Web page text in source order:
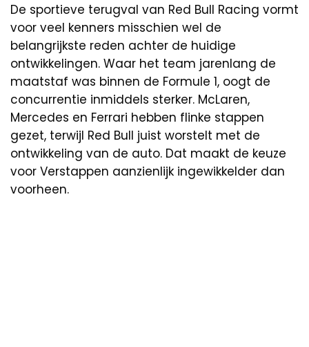
De sportieve terugval van Red Bull Racing vormt
voor veel kenners misschien wel de
belangrijkste reden achter de huidige
ontwikkelingen. Waar het team jarenlang de
maatstaf was binnen de Formule 1, oogt de
concurrentie inmiddels sterker. McLaren,
Mercedes en Ferrari hebben flinke stappen
gezet, terwijl Red Bull juist worstelt met de
ontwikkeling van de auto. Dat maakt de keuze
voor Verstappen aanzienlijk ingewikkelder dan
voorheen.